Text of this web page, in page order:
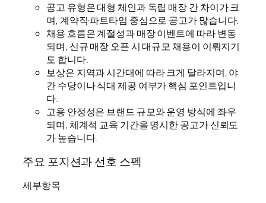
공고 유형은 대형 체인과 독립 매장 간 차이가 크
며, 계약직·파트타임 중심으로 공고가 많습니다.
채용 흐름은 계절성과 매장 이벤트에 따라 변동
되며, 신규 매장 오픈 시 대규모 채용이 이뤄지기
도 합니다.
보상은 지역과 시간대에 따라 크게 달라지며, 야
간 수당이나 식대 제공 여부가 핵심 포인트입니
다.
고용 안정성은 브랜드 규모와 운영 방식에 좌우
되며, 체계적 교육 기간을 명시한 공고가 신뢰도
가 높습니다.
주요 포지션과 선호 스펙
세부항목